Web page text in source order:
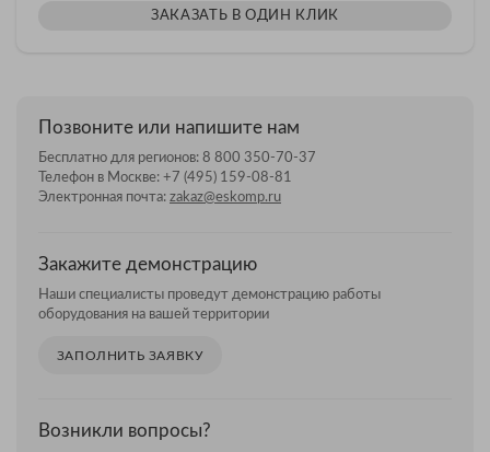
ЗАКАЗАТЬ В ОДИН КЛИК
Позвоните или напишите нам
Бесплатно для регионов: 8 800 350-70-37
Телефон в Москве: +7 (495) 159-08-81
Электронная почта: zakaz@eskomp.ru
Закажите демонстрацию
Наши специалисты проведут демонстрацию работы
оборудования на вашей территории
ЗАПОЛНИТЬ ЗАЯВКУ
Возникли вопросы?